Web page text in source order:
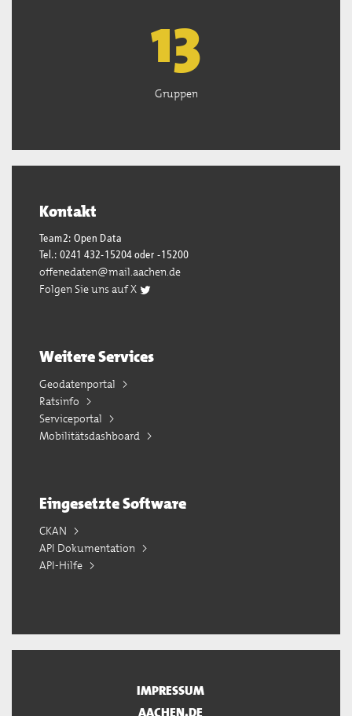
13
Gruppen
Kontakt
Team2: Open Data
Tel.: 0241 432-15204 oder -15200
offenedaten@mail.aachen.de
Folgen Sie uns auf X
Weitere Services
Geodatenportal
Ratsinfo
Serviceportal
Mobilitätsdashboard
Eingesetzte Software
CKAN
API Dokumentation
API-Hilfe
IMPRESSUM
AACHEN.DE